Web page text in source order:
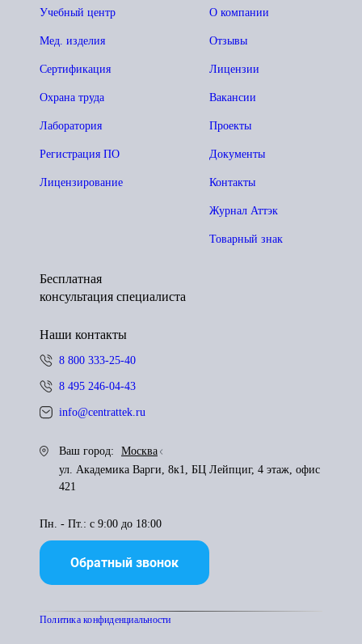
О компании
Отзывы
Лицензии
Вакансии
Проекты
Документы
Контакты
Журнал Аттэк
Товарный знак
Учебный центр
Мед. изделия
Сертификация
Охрана труда
Лаборатория
Регистрация ПО
Лицензирование
Бесплатная
консультация специалиста
Наши контакты
8 800 333-25-40
8 495 246-04-43
info@centrattek.ru
Ваш город:
Москва
ул. Академика Варги, 8к1, БЦ Лейпциг, 4 этаж, офис
421
Пн. - Пт.: с 9:00 до 18:00
Обратный звонок
Политика конфиденциальности